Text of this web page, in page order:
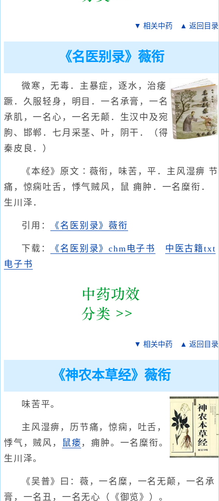
▼ 相关中药 ▲ 返回目录
《名医别录》薇衔
微寒，无毒．主暴症，逐水，治痿
蹶．久服轻身，明目．一名承膏，一名
承肌，一名心，一名无颠．生汉中及宛
朐、邯郸．七月采茎、叶，阴干．（得
秦皮良．）
《本经》原文∶薇衔，味苦，平．主风湿痹 节
痛，惊痫吐舌，悸气贼风，鼠 痈肿．一名糜衔．
生川泽．
引用： 《名医别录》薇衔
下载： 《名医别录》chm电子书
中医古籍txt
电子书
▼ 相关中药 ▲ 返回目录
《神农本草经》薇衔
味苦平。
主风湿痹，历节痛，惊痫，吐舌，
悸气，贼风，
鼠瘘 ，痈肿。一名糜衔。
生川泽。
《吴普》曰：薇，一名糜，一名无颠，一名承
膏，一名丑，一名无心（《御览》）。